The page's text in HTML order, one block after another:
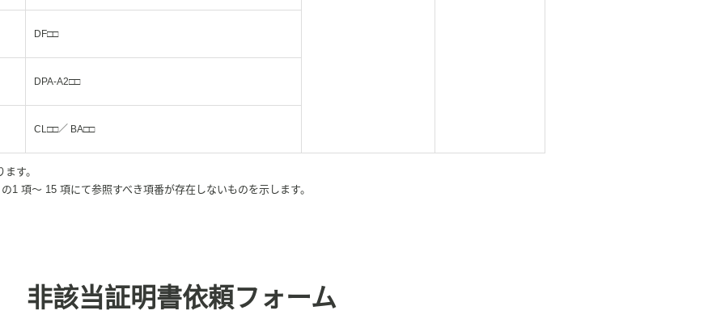
DF□□
DPA-A2□□
CL□□／ BA□□
す。
1 項～ 15 項にて参照すべき項番が存在しないものを示します。
非該当証明書依頼フォーム